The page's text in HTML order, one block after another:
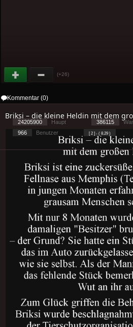
(+26)
Kommentar (0)
Briksi – die kleine Heldin mit dem
24205900 Haupt 386115
966
Benutzer [ 2 ] - ( 8.29 )